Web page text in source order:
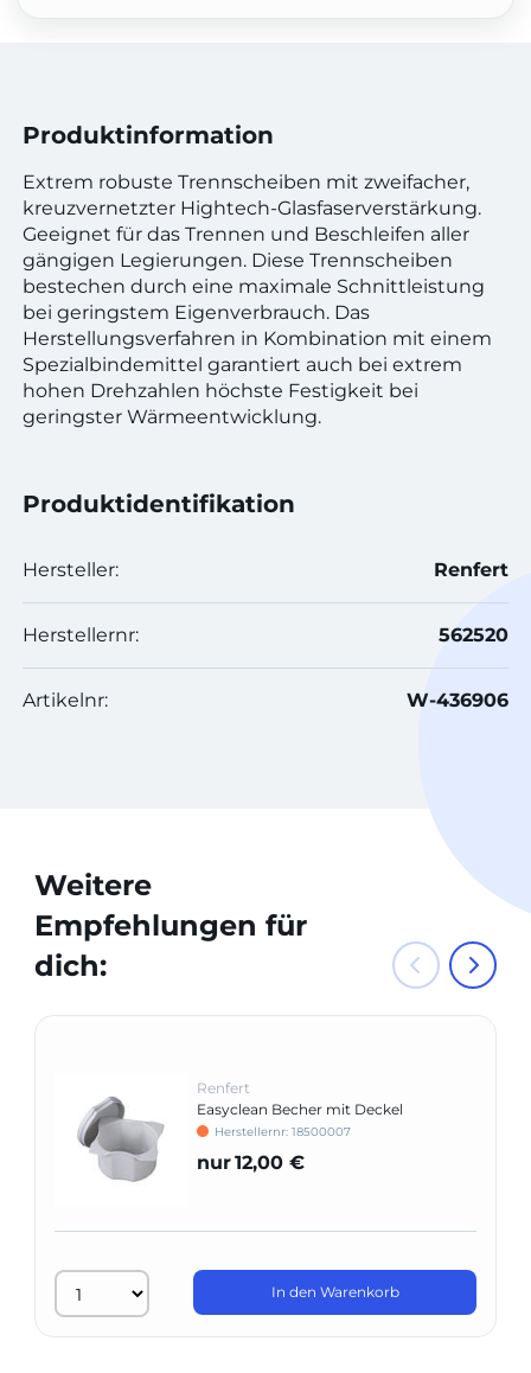
Produktinformation
Extrem robuste Trennscheiben mit zweifacher,
kreuzvernetzter Hightech-Glasfaserverstärkung.
Geeignet für das Trennen und Beschleifen aller
gängigen Legierungen. Diese Trennscheiben
bestechen durch eine maximale Schnittleistung
bei geringstem Eigenverbrauch. Das
Herstellungsverfahren in Kombination mit einem
Spezialbindemittel garantiert auch bei extrem
hohen Drehzahlen höchste Festigkeit bei
geringster Wärmeentwicklung.
Produktidentifikation
Hersteller: Renfert
Herstellernr: 562520
Artikelnr: W-436906
Weitere
Empfehlungen für
dich:
Renfert
Easyclean Becher mit Deckel
Herstellernr: 18500007
nur12,00 €
In den Warenkorb